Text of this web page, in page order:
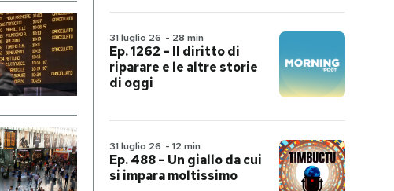
31 luglio 26 - 28 min
Ep. 1262 – Il diritto di
riparare e le altre storie
di oggi
31 luglio 26 - 12 min
Ep. 488 – Un giallo da cui
si impara moltissimo